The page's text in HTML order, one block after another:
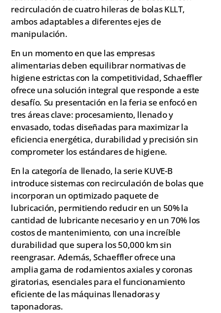
recirculación de cuatro hileras de bolas KLLT,
ambos adaptables a diferentes ejes de
manipulación.
En un momento en que las empresas
alimentarias deben equilibrar normativas de
higiene estrictas con la competitividad, Schaeffler
ofrece una solución integral que responde a este
desafío. Su presentación en la feria se enfocó en
tres áreas clave: procesamiento, llenado y
envasado, todas diseñadas para maximizar la
eficiencia energética, durabilidad y precisión sin
comprometer los estándares de higiene.
En la categoría de llenado, la serie KUVE-B
introduce sistemas con recirculación de bolas que
incorporan un optimizado paquete de
lubricación, permitiendo reducir en un 50% la
cantidad de lubricante necesario y en un 70% los
costos de mantenimiento, con una increíble
durabilidad que supera los 50,000 km sin
reengrasar. Además, Schaeffler ofrece una
amplia gama de rodamientos axiales y coronas
giratorias, esenciales para el funcionamiento
eficiente de las máquinas llenadoras y
taponadoras.